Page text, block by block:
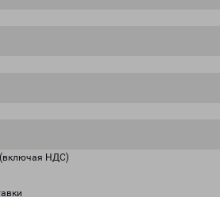
(включая НДС)